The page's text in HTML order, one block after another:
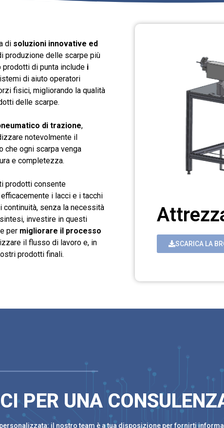
di soluzioni innovative ed
produzione delle scarpe più
di punta include i
di aiuto operatori
fisici, migliorando la qualità
delle scarpe.
di trazione,
notevolmente il
che ogni scarpa venga
e completezza.
prodotti consente
i lacci e i tacchi
senza la necessità
investire in questi
per migliorare il processo
il flusso di lavoro e, in
prodotti finali.
SCARICA LA
PER UNA
il nostro team è a tua disposizione per fornirti